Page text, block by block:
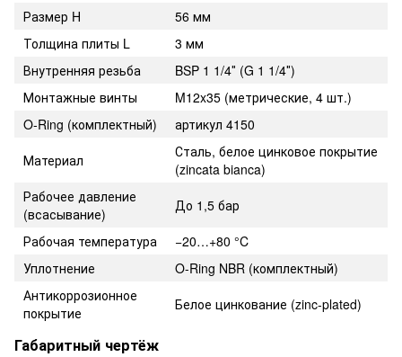
Размер H
56 мм
Толщина плиты L
3 мм
Внутренняя резьба
BSP 1 1/4″ (G 1 1/4″)
Монтажные винты
M12x35 (метрические, 4 шт.)
O-Ring (комплектный)
артикул 4150
Материал
Сталь, белое цинковое покрытие
(zincata bianca)
Рабочее давление
(всасывание)
До 1,5 бар
Рабочая температура
−20…+80 °C
Уплотнение
O-Ring NBR (комплектный)
Антикоррозионное
покрытие
Белое цинкование (zinc-plated)
Габаритный чертёж